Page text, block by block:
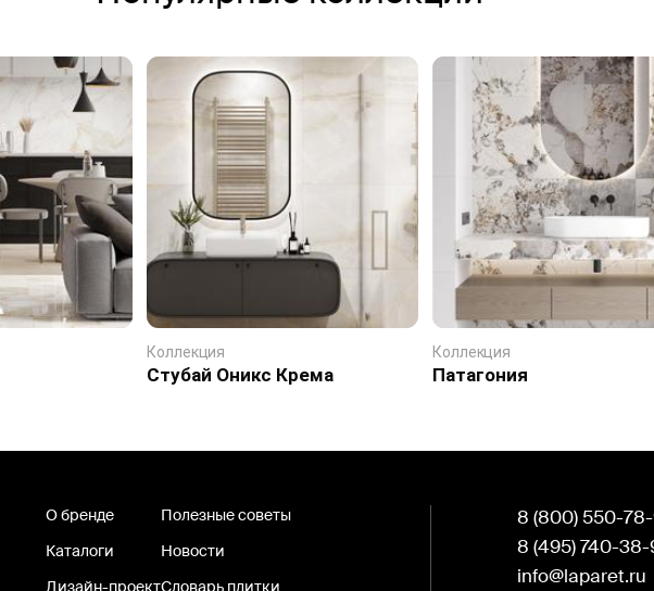
Коллекция
Стубай Оникс Крема
Коллекция
Патагония
О бренде
Каталоги
Дизайн-проект
Полезные советы
Новости
Словарь плитки
8 (800) 550-
8 (495) 740-38-
info@laparet.ru